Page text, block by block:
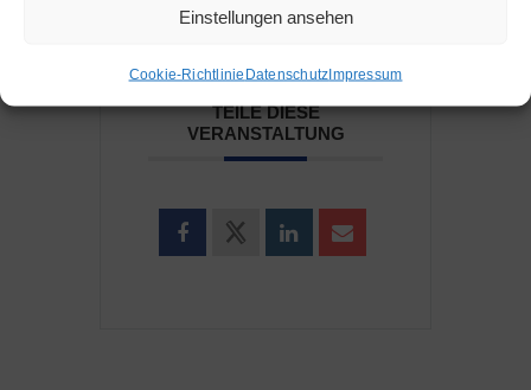
Einstellungen ansehen
Cookie-Richtlinie DatenschutzImpressum
TEILE DIESE
VERANSTALTUNG